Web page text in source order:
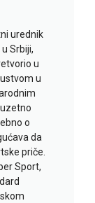
urednik
Srbiji,
u
u
o
da
priče.
Sport,